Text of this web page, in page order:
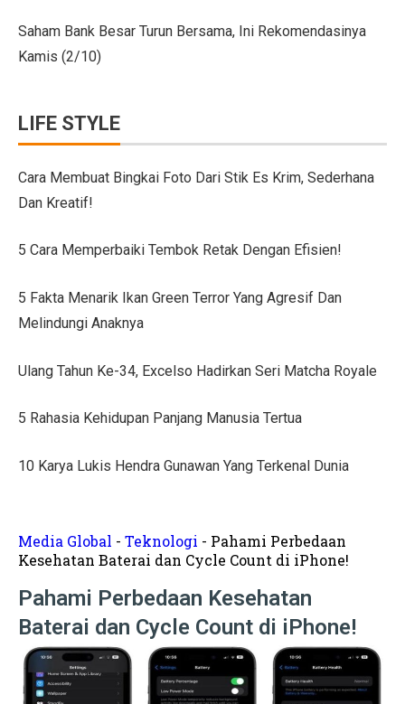
GIIAS Bandung 2025: Konsistensi 54 Tahun Toyota
10 Model Batu Alam Dinding Minimalis Terbaru
Cara Membuat Bingkai Foto dari Stik Es Krim,
Tips Menata Hiasan Dinding untuk Ruang Tamu Estetis
Harga Kusen UPVC vs Aluminium, Ketahui
Tanda-Tanda Kanker Payudara yang Sering Diabaikan
Tren Rumah Scandinavian: Ciri Khas dan Aturan Desain
Anti Ribet, Gaya Hias Dinding Modern dari Stik Es
Idaman! 10 Desain Wajib untuk Rumah Sempit
5 Cara Menyemprot Dinding Basah agar Rapi dan Awet!
Mewah dan Megah, 10 Rumah Terbesar di Dunia!
Saham Bank Besar Turun Bersama, Ini Rekomendasinya
Kamis (2/10)
LIFE STYLE
Cara Membuat Bingkai Foto Dari Stik Es Krim, Sederhana
Dan Kreatif!
5 Cara Memperbaiki Tembok Retak Dengan Efisien!
5 Fakta Menarik Ikan Green Terror Yang Agresif Dan
Melindungi Anaknya
Ulang Tahun Ke-34, Excelso Hadirkan Seri Matcha Royale
5 Rahasia Kehidupan Panjang Manusia Tertua
10 Karya Lukis Hendra Gunawan Yang Terkenal Dunia
Media Global - Teknologi - Pahami Perbedaan
Kesehatan Baterai dan Cycle Count di iPhone!
Pahami Perbedaan Kesehatan
Baterai dan Cycle Count di iPhone!